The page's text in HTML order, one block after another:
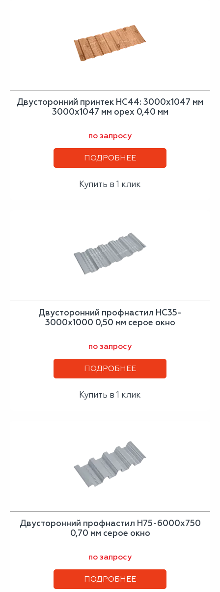
Двусторонний принтек НС44: 3000x1047 мм
3000x1047 мм орех 0,40 мм
по запросу
ПОДРОБНЕЕ
Купить в 1 клик
Двусторонний профнастил НС35-
3000х1000 0,50 мм серое окно
по запросу
ПОДРОБНЕЕ
Купить в 1 клик
Двусторонний профнастил Н75-6000х750
0,70 мм серое окно
по запросу
ПОДРОБНЕЕ